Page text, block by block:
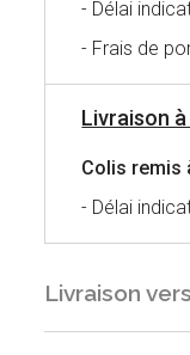
- Délai
- Frais de
Livraison
Colis remis
- Délai
Livraison